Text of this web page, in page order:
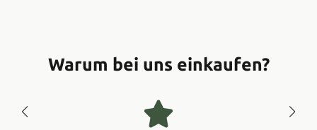
Warum bei uns einkaufen?